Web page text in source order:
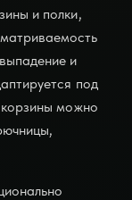
и полки,
и
под
корзины можно